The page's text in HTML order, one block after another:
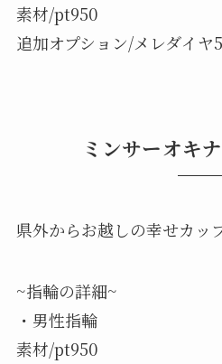
素材/pt950
追加オプション/メレダイヤ
ミンサーオキ
県外からお越しの幸せカッ
~指輪の詳細~
・男性指輪
素材/pt950